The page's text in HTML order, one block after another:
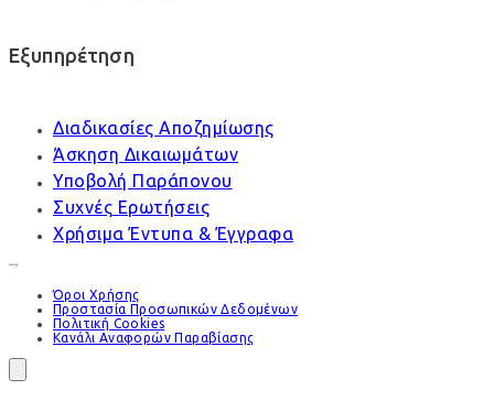
Εξυπηρέτηση
Διαδικασίες Αποζημίωσης
Άσκηση Δικαιωμάτων
Υποβολή Παράπονου
Συχνές Ερωτήσεις
Χρήσιμα Έντυπα & Έγγραφα
Όροι Χρήσης
Προστασία Προσωπικών Δεδομένων
Πολιτική Cookies
Κανάλι Αναφορών Παραβίασης